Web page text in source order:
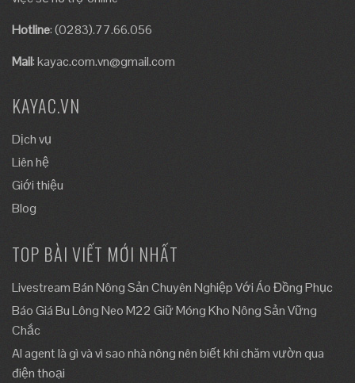
Hotline: (0283).77.66.056
Mail:kayac.com.vn@gmail.com
KAYAC.VN
Dịch vụ
Liên hệ
Giới thiệu
Blog
TOP BÀI VIẾT MỚI NHẤT
Livestream Bán Nông Sản Chuyên Nghiệp Với Áo Đồng Phục
Báo Giá Bu Lông Neo M22 Giữ Móng Kho Nông Sản Vững
Chắc
AI agent là gì và vì sao nhà nông nên biết khi chăm vườn qua
điện thoại